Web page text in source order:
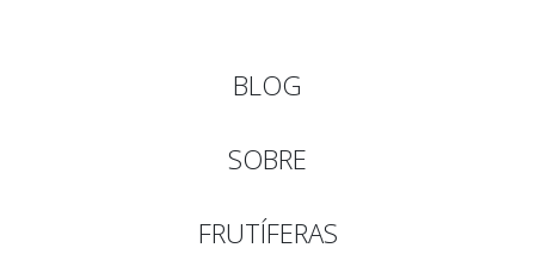
BLOG
SOBRE
FRUTÍFERAS